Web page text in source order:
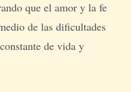
que el amor y la fe
de las dificultades
de vida y